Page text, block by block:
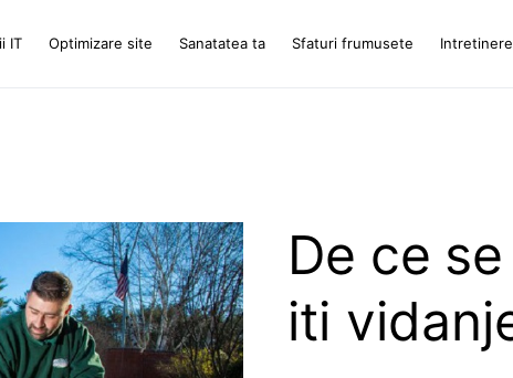
IT Optimizare site Sanatatea ta Sfaturi frumusete
De ce
iti